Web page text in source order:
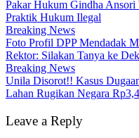
Pakar Hukum Gindha
Praktik Hukum Ilegal
Breaking News
Foto Profil DPP Mendadak
Rektor: Silakan Tanya ke
Breaking News
Unila Disorot!! Kasus
Lahan Rugikan Negara
Leave a Reply